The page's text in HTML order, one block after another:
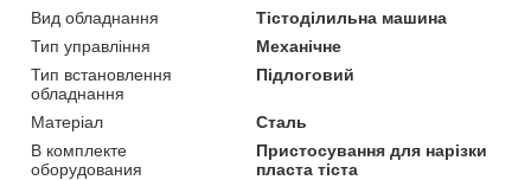
Вид обладнання
Тістоділильна машина
Тип управління
Механічне
Тип встановлення
обладнання
Підлоговий
Матеріал
Сталь
В комплекте
оборудования
Пристосування для нарізки
пласта тіста